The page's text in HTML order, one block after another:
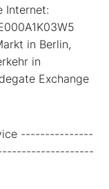
Internet:
in Berlin,
in
Exchange
---------------